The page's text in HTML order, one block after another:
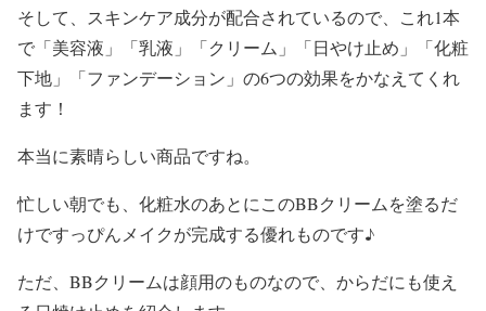
そして、 スキンケア成分が配合されているので、これ1本
で 「美容液」「乳液」「クリーム」「日やけ止め」「化粧
下地」「ファンデーション」 の6つの効果をかなえてくれ
ます！
本当に素晴らしい商品ですね。
忙しい朝でも、化粧水のあとにこのBBクリームを塗るだ
けですっぴんメイクが完成する優れものです♪
ただ、 BBクリームは顔用のものなので、 からだにも使え